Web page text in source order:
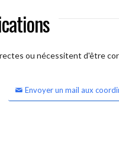
ou nécessitent d'être
Envoyer un mail aux